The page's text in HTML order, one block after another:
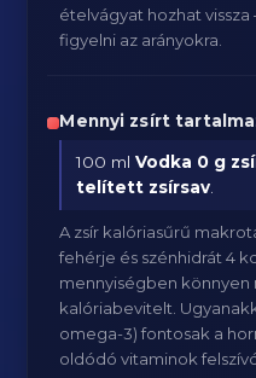
ételvágyat hozhat
figyelni az arányokra.
Mennyi zsírt
100 mlVodka 0 g
telített zsírsav
A zsír kalóriasűrű
fehérje és szénhidrát 4
mennyiségben könnyen
kalóriabevitelt.
omega-3) fontosak a
oldódó vitaminok